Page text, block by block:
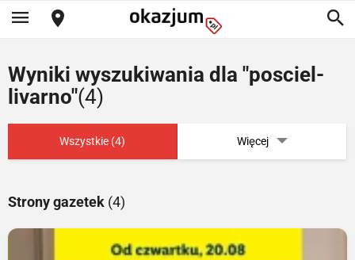
Wyniki wyszukiwania dla "posciel-
livarno"(4)
Wszystkie (4) Więcej
Strony gazetek (4)